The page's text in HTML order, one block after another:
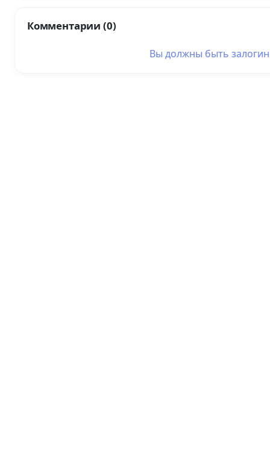
Комментарии (0)
Вы должны быть